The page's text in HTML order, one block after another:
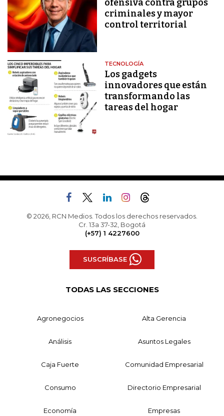
ofensiva contra grupos
criminales y mayor
control territorial
TECNOLOGÍA
Los gadgets
innovadores que están
transformando las
tareas del hogar
© 2026, RCN Medios. Todos los derechos reservados.
Cr. 13a 37-32, Bogotá
(+57) 1 4227600
SUSCRÍBASE
TODAS LAS SECCIONES
Agronegocios Alta Gerencia
Análisis Asuntos Legales
Caja Fuerte Comunidad Empresarial
Consumo Directorio Empresarial
Economía Empresas